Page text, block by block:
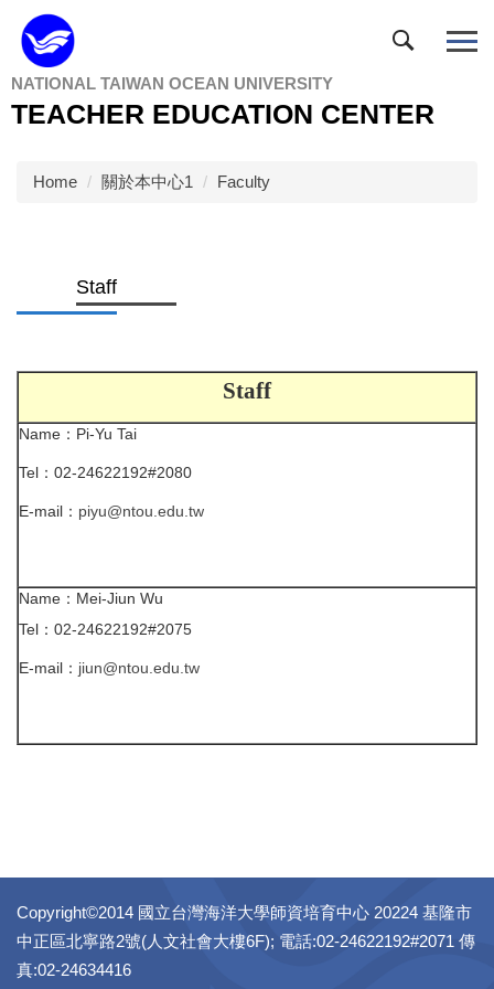
Jump
to
the
main
content
NATIONAL TAIWAN OCEAN UNIVERSITY
TEACHER EDUCATION CENTER
Home 關於本中心1 Faculty
Staff
Staff
Name ： Pi-Yu Tai
Tel ： 02-24622192#2080
E-mail ： piyu@ntou.edu.tw
Name：Mei-Jiun Wu
Tel：02-24622192#2075
E-mail： jiun@ntou.edu.tw
Copyright©2014 國立台灣海洋大學師資培育中心 20224 基隆市
中正區北寧路2號(人文社會大樓6F); 電話:02-24622192#2071 傳
真:02-24634416